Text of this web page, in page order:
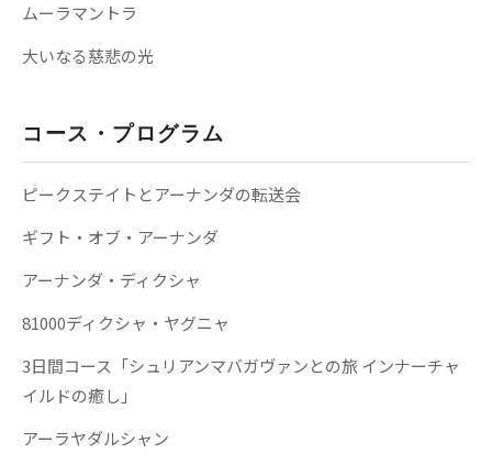
ムーラマントラ
大いなる慈悲の光
コース・プログラム
ピークステイトとアーナンダの転送会
ギフト・オブ・アーナンダ
アーナンダ・ディクシャ
81000ディクシャ・ヤグニャ
3日間コース「シュリアンマバガヴァンとの旅 インナーチャ
イルドの癒し」
アーラヤダルシャン